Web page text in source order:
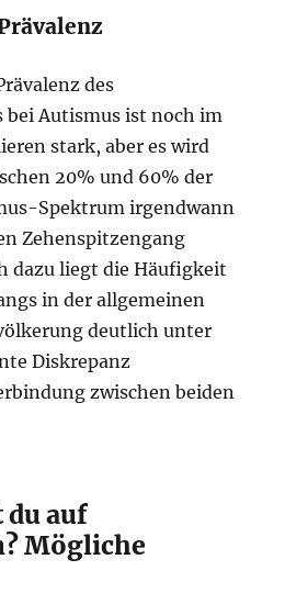
des
bei Autismus ist noch im
stark, aber es wird
20% und 60% der
Spektrum irgendwann
Zehenspitzengang
dazu liegt die Häufigkeit
in der allgemeinen
deutlich unter
Diskrepanz
zwischen beiden
du auf
Mögliche